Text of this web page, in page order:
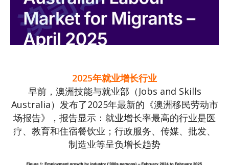
2025年就业增长行业
早前，澳洲技能与就业部（Jobs and Skills
Australia）发布了2025年最新的《澳洲移民劳动市
场报告》，报告显示：就业增长率最高的行业是医
疗、教育和住宿餐饮业；行政服务、传媒、批发、
制造业等呈负增长趋势